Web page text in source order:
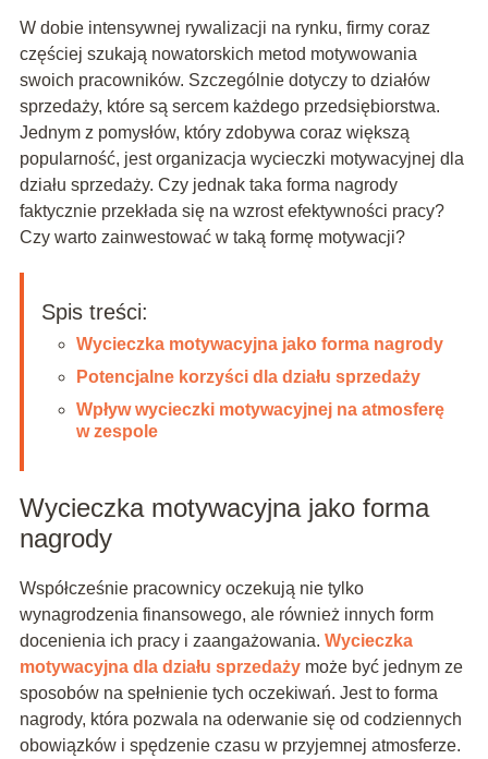
W dobie intensywnej rywalizacji na rynku, firmy coraz
częściej szukają nowatorskich metod motywowania
swoich pracowników. Szczególnie dotyczy to działów
sprzedaży, które są sercem każdego przedsiębiorstwa.
Jednym z pomysłów, który zdobywa coraz większą
popularność, jest organizacja wycieczki motywacyjnej dla
działu sprzedaży. Czy jednak taka forma nagrody
faktycznie przekłada się na wzrost efektywności pracy?
Czy warto zainwestować w taką formę motywacji?
Spis treści:
Wycieczka motywacyjna jako forma nagrody
Potencjalne korzyści dla działu sprzedaży
Wpływ wycieczki motywacyjnej na atmosferę
w zespole
Wycieczka motywacyjna jako forma
nagrody
Współcześnie pracownicy oczekują nie tylko
wynagrodzenia finansowego, ale również innych form
docenienia ich pracy i zaangażowania. Wycieczka
motywacyjna dla działu sprzedażymoże być jednym ze
sposobów na spełnienie tych oczekiwań. Jest to forma
nagrody, która pozwala na oderwanie się od codziennych
obowiązków i spędzenie czasu w przyjemnej atmosferze.